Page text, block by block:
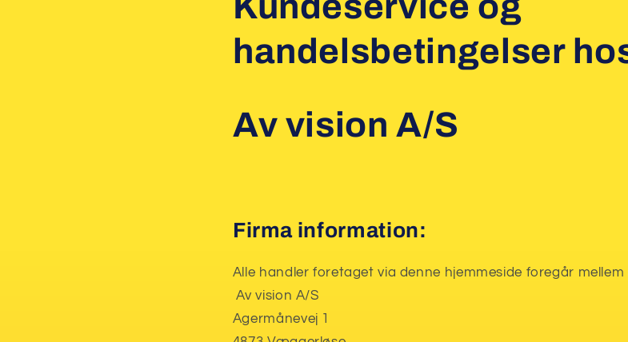
handelsbetingelser
Av vision A/S
Firma information:
Alle handler foretaget via denne hjemmeside foregår
Av vision A/S
Agermånevej 1